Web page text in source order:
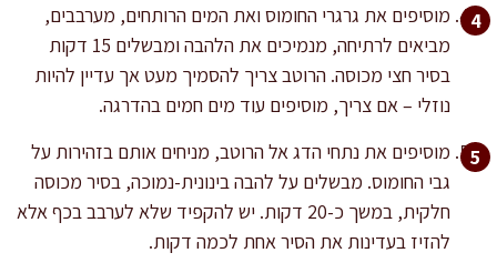
מוסיפים את גרגרי החומוס ואת המים הרותחים, מערבבים,
מביאים לרתיחה, מנמיכים את הלהבה ומבשלים 15 דקות
בסיר חצי מכוסה. הרוטב צריך להסמיך מעט אך עדיין להיות
נוזלי – אם צריך, מוסיפים עוד מים חמים בהדרגה.
מוסיפים את נתחי הדג אל הרוטב, מניחים אותם בזהירות על
גבי החומוס. מבשלים על להבה בינונית-נמוכה, בסיר מכוסה
חלקית, במשך כ-20 דקות. יש להקפיד שלא לערבב בכף אלא
להזיז בעדינות את הסיר אחת לכמה דקות.